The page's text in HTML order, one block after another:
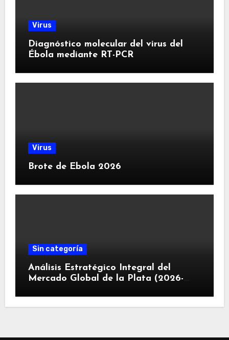
Virus
Diagnóstico molecular del virus del
Ébola mediante RT-PCR
Virus
Brote de Ebola 2026
Sin categoría
Análisis Estratégico Integral del
Mercado Global de la Plata (2026-